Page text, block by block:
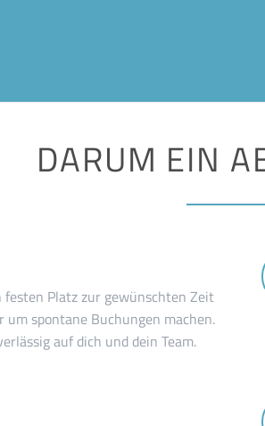
DARUM EIN
Platz zur gewünschten Zeit
spontane Buchungen machen.
auf dich und dein Team.